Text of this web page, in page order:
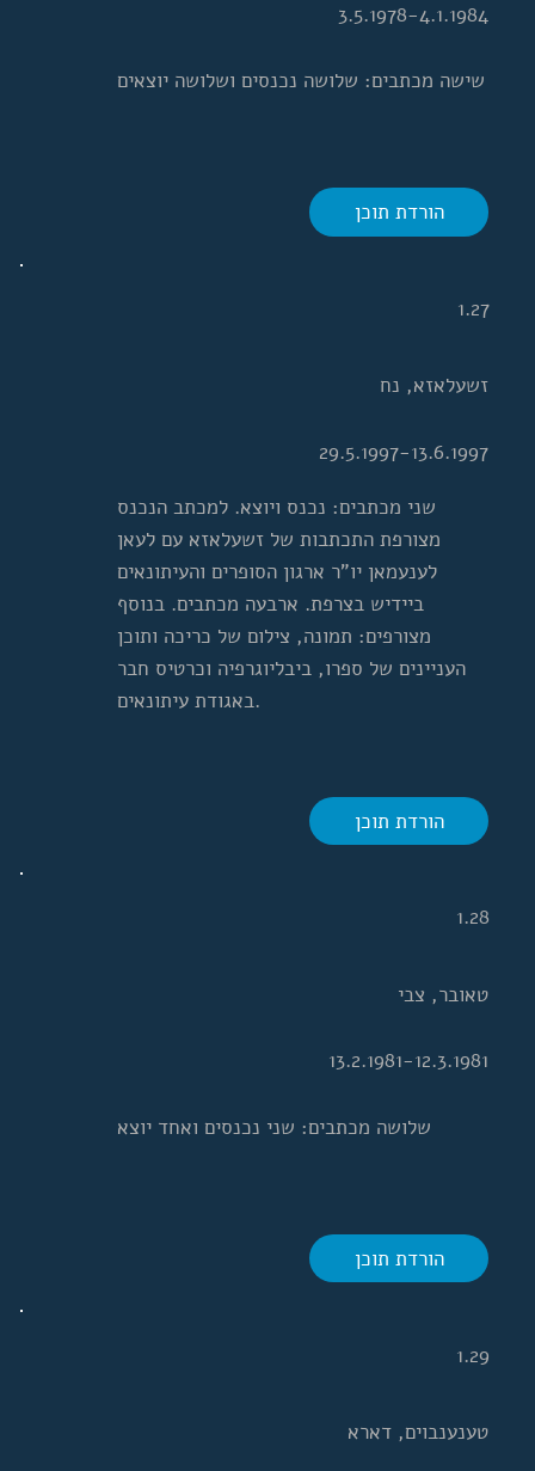
הורדת תוכן
שישה מכתבים: שלושה נכנסים ושלושה יוצאים
3.5.1978-4.1.1984
הורדת תוכן
שני מכתבים: נכנס ויוצא. למכתב הנכנס
מצורפת התכתבות של זשעלאזא עם לעאן
לענעמאן יו"ר ארגון הסופרים והעיתונאים
ביידיש בצרפת. ארבעה מכתבים. בנוסף
מצורפים: תמונה, צילום של כריכה ותוכן
העניינים של ספרו, ביבליוגרפיה וכרטיס חבר
באגודת עיתונאים.
29.5.1997-13.6.1997
זשעלאזא, נח
1.27
הורדת תוכן
שלושה מכתבים: שני נכנסים ואחד יוצא
13.2.1981-12.3.1981
טאובר, צבי
1.28
טענענבוים, דארא
1.29